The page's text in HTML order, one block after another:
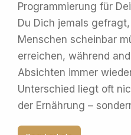
Programmierung für
Du Dich jemals
Menschen scheinbar
erreichen, während
Absichten immer
Unterschied liegt oft
der Ernährung –